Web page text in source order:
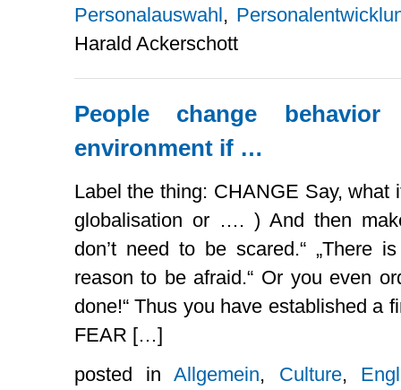
Personalauswahl,
Harald Ackerschott
People change
environment if …
Label the thing: CHANGE Say, what
globalisation or …. ) And then
don’t need to be scared.“ „There
reason to be afraid.“ Or you even
done!“ Thus you have established a
FEAR […]
posted inAllgemein, Culture,